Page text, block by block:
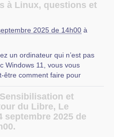
Café Citoyen, nous vous
acheter au minimum une
avoir pris votre boisson
bar, vous pouvez nous
au deuxième étage.
sont des réunions
organisées le mercredi.
l’occasion de se rencontrer,
idées ou des conseils.
présentations thématiques
à Linux, questions et
2025 de 14h00 à
un ordinateur qui n’est pas
Windows 11, vous vous
être comment faire pour
Cet atelier est l’occasion idéale
d’autres passionnés et de
qui peuvent (…)
et
du Libre, Le
septembre 2025 de